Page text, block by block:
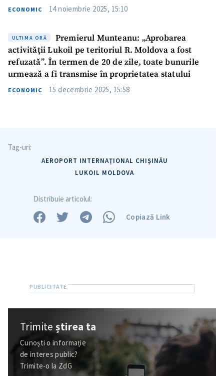
ECONOMIC 14 noiembrie 2025, 15:10
ULTIMA ORĂ
Premierul Munteanu: „Aprobarea
activității Lukoil pe teritoriul R. Moldova a fost
refuzată”. În termen de 20 de zile, toate bunurile
urmează a fi transmise în proprietatea statului
ECONOMIC 15 decembrie 2025, 15:58
Tag-uri:
AEROPORT INTERNAȚIONAL CHIȘINĂU
LUKOIL MOLDOVA
Distribuie articolul:
Copiază Link
Trimiteștirea ta
Cunoști o informație
de interes public?
Trimite-o la ZdG